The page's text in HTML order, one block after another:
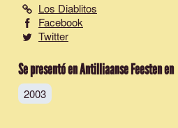
Los Diablitos
Facebook
Twitter
Se presentó en Antilliaanse Feesten en
2003